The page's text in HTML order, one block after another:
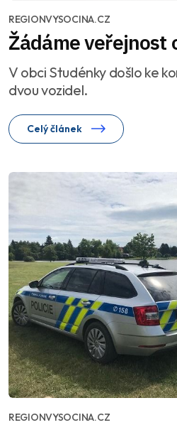
REGIONVYSOCINA.CZ
Žádáme veřejnost
V obci Studénky došlo ke
dvou vozidel.
Celý článek
REGIONVYSOCINA.CZ